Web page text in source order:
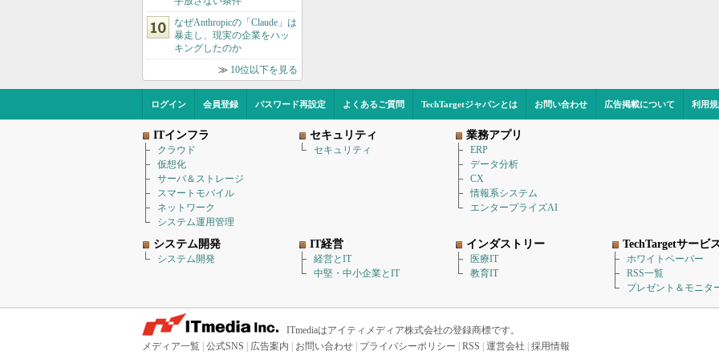
なぜAnthropicの「Claude」は
暴走し、現実の企業をハッ
キングしたのか
≫ 10位以下を見る
ログイン 会員登録 パスワード再設定 よくあるご質問 TechTargetジャパンとは お問い合わせ 広告掲載について 利用
ITインフラ
クラウド
仮想化
サーバ＆ストレージ
スマートモバイル
ネットワーク
システム運用管理
セキュリティ
セキュリティ
業務アプリ
ERP
データ分析
CX
情報系システム
エンタープライズAI
システム開発
システム開発
IT経営
経営とIT
中堅・中小企業とIT
インダストリー
医療IT
教育IT
TechTargetサービ
ホワイトペーパー
RSS一覧
プレゼント＆モニタ
ITmediaはアイティメディア株式会社の登録商標です。
メディア一覧 公式SNS 広告案内 お問い合わせ プライバシーポリシー RSS 運営会社 採用情報